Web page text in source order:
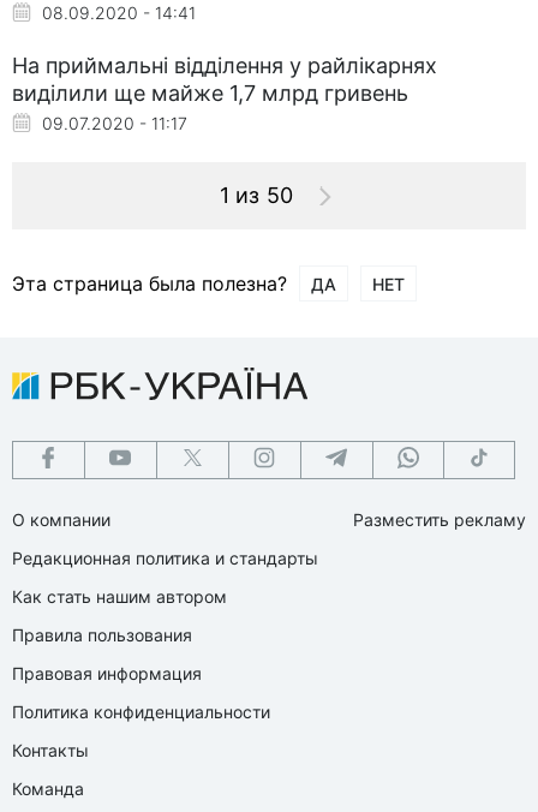
08.09.2020 - 14:41
На приймальні відділення у райлікарнях
виділили ще майже 1,7 млрд гривень
09.07.2020 - 11:17
1 из 50
Эта страница была полезна? ДА НЕТ
О компании
Редакционная политика и стандарты
Как стать нашим автором
Правила пользования
Правовая информация
Политика конфиденциальности
Контакты
Команда
Разместить рекламу